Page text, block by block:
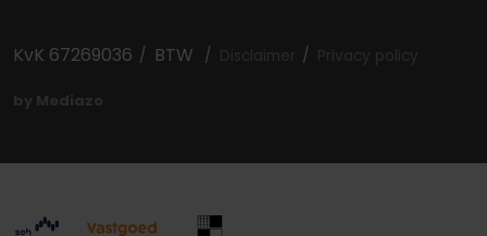
KvK 67269036 BTW Disclaimer Privacy policy
by Mediazo